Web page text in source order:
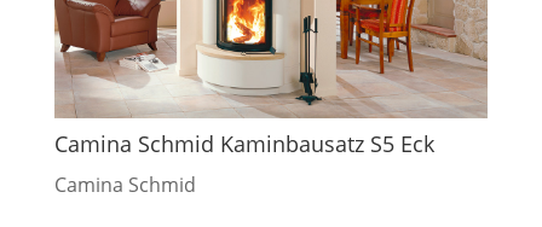
Camina Schmid Kaminbausatz S5 Eck
Camina Schmid